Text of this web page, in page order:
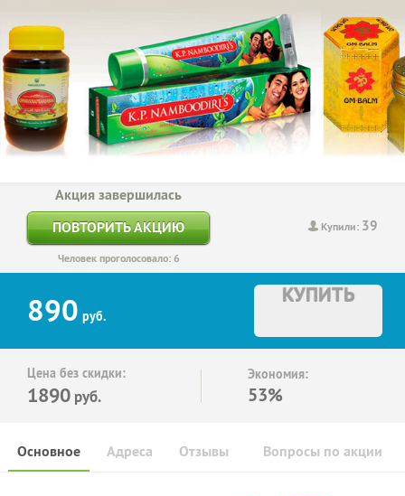
Купили: 39
Акция завершилась
ПОВТОРИТЬ АКЦИЮ
Человек проголосовало: 6
890 руб.
КУПИТЬ
Цена без скидки:
1890 руб.
Экономия:
53%
Основное Отзывы Вопросы по акции
Адреса